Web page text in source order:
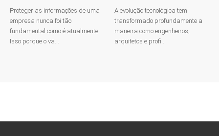
Proteger as informações de uma
empresa nunca foi tão
fundamental como é atualmente.
Isso porque o va...
A evolução tecnológica tem
transformado profundamente a
maneira como engenheiros,
arquitetos e profi...